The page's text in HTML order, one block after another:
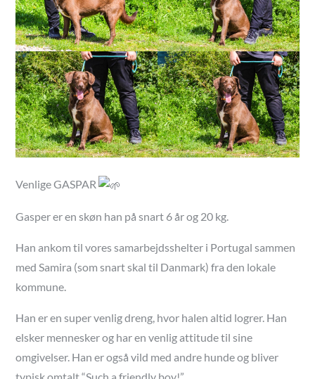
Venlige GASPAR
Gasper er en skøn han på snart 6 år og 20 kg.
Han ankom til vores samarbejdsshelter i Portugal sammen
med Samira (som snart skal til Danmark) fra den lokale
kommune.
Han er en super venlig dreng, hvor halen altid logrer. Han
elsker mennesker og har en venlig attitude til sine
omgivelser. Han er også vild med andre hunde og bliver